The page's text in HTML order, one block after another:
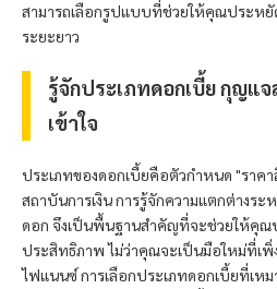
สามารถเลือกรูปแบบที่ช่วยให้คุณประหยั
ระยะยาว
รู้จักประเภทดอกเบี้ย กุญแ
เข้าใจ
ประเภทของดอกเบี้ยคือตัวกำหนด "ราค
สถาบันการเงิน การรู้จักความแตกต่างร
ดอก จึงเป็นพื้นฐานสำคัญที่จะช่วยให้คุณ
ประสิทธิภาพ ไม่ว่าคุณจะเป็นมือใหม่ที่เพิ่
ไฟแนนซ์ การเลือกประเภทดอกเบี้ยที่เห